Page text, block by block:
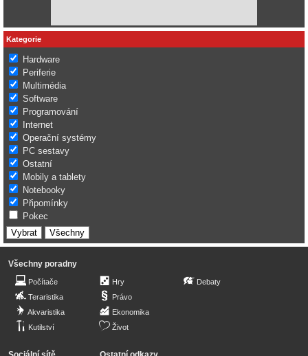
Kategorie
Hardware
Periferie
Multimédia
Software
Programování
Internet
Operační systémy
PC sestavy
Ostatní
Mobily a tablety
Notebooky
Připomínky
Pokec
Všechny poradny
Počítače
Teraristika
Akvaristika
Kutilství
Hry
Právo
Ekonomika
Život
Debaty